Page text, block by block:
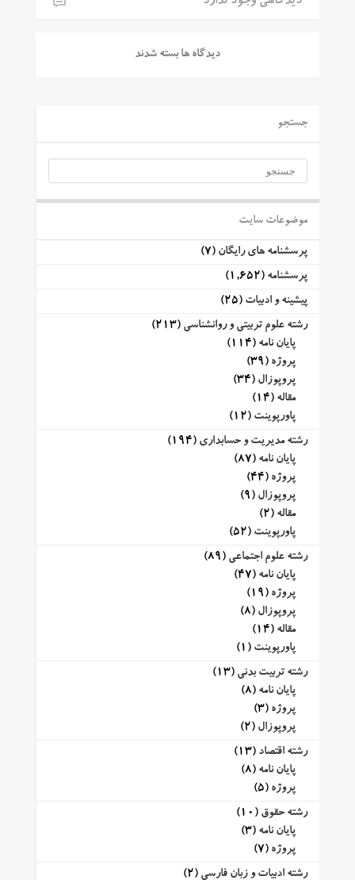
دیدگاه ها بسته شدند
جستجو
موضوعات سایت
پرسشنامه های رایگان (7)
پرسشنامه (1,652)
پیشینه و ادبیات (25)
رشته علوم تربیتی و روانشناسی (213)
پایان نامه (114)
پروژه (39)
پروپوزال (34)
مقاله (14)
پاورپوینت (12)
رشته مدیریت و حسابداری (194)
پایان نامه (87)
پروژه (44)
پروپوزال (9)
مقاله (2)
پاورپوینت (52)
رشته علوم اجتماعی (89)
پایان نامه (47)
پروژه (19)
پروپوزال (8)
مقاله (14)
پاورپوینت (1)
رشته تربیت بدنی (13)
پایان نامه (8)
پروژه (3)
پروپوزال (2)
رشته اقتصاد (13)
پایان نامه (8)
پروژه (5)
رشته حقوق (10)
پایان نامه (3)
پروژه (7)
رشته ادبیات و زبان فارسی (2)